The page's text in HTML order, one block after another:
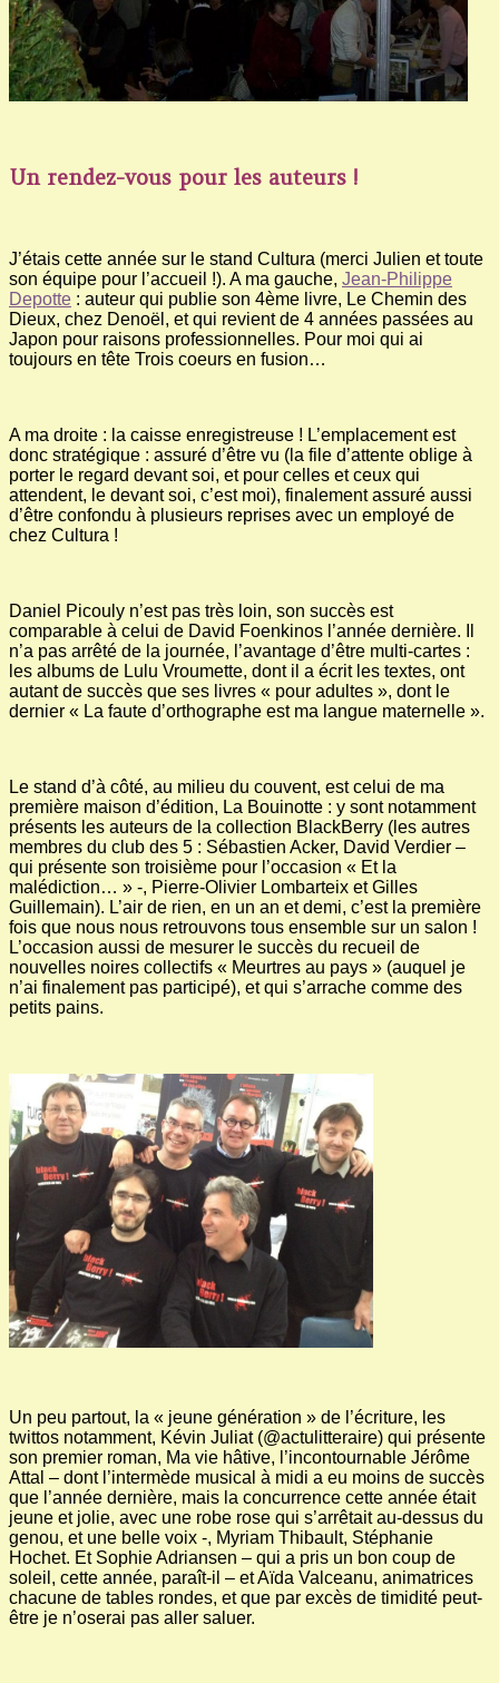
Un rendez-vous pour les auteurs !
J’étais cette année sur le stand Cultura (merci Julien et toute
son équipe pour l’accueil !). A ma gauche, Jean-Philippe
Depotte : auteur qui publie son 4ème livre, Le Chemin des
Dieux, chez Denoël, et qui revient de 4 années passées au
Japon pour raisons professionnelles. Pour moi qui ai
toujours en tête Trois coeurs en fusion…
A ma droite : la caisse enregistreuse ! L’emplacement est
donc stratégique : assuré d’être vu (la file d’attente oblige à
porter le regard devant soi, et pour celles et ceux qui
attendent, le devant soi, c’est moi), finalement assuré aussi
d’être confondu à plusieurs reprises avec un employé de
chez Cultura !
Daniel Picouly n’est pas très loin, son succès est
comparable à celui de David Foenkinos l’année dernière. Il
n’a pas arrêté de la journée, l’avantage d’être multi-cartes :
les albums de Lulu Vroumette, dont il a écrit les textes, ont
autant de succès que ses livres « pour adultes », dont le
dernier « La faute d’orthographe est ma langue maternelle ».
Le stand d’à côté, au milieu du couvent, est celui de ma
première maison d’édition, La Bouinotte : y sont notamment
présents les auteurs de la collection BlackBerry (les autres
membres du club des 5 : Sébastien Acker, David Verdier –
qui présente son troisième pour l’occasion « Et la
malédiction… » -, Pierre-Olivier Lombarteix et Gilles
Guillemain). L’air de rien, en un an et demi, c’est la première
fois que nous nous retrouvons tous ensemble sur un salon !
L’occasion aussi de mesurer le succès du recueil de
nouvelles noires collectifs « Meurtres au pays » (auquel je
n’ai finalement pas participé), et qui s’arrache comme des
petits pains.
Un peu partout, la « jeune génération » de l’écriture, les
twittos notamment, Kévin Juliat (@actulitteraire) qui présente
son premier roman, Ma vie hâtive, l’incontournable Jérôme
Attal – dont l’intermède musical à midi a eu moins de succès
que l’année dernière, mais la concurrence cette année était
jeune et jolie, avec une robe rose qui s’arrêtait au-dessus du
genou, et une belle voix -, Myriam Thibault, Stéphanie
Hochet. Et Sophie Adriansen – qui a pris un bon coup de
soleil, cette année, paraît-il – et Aïda Valceanu, animatrices
chacune de tables rondes, et que par excès de timidité peut-
être je n’oserai pas aller saluer.